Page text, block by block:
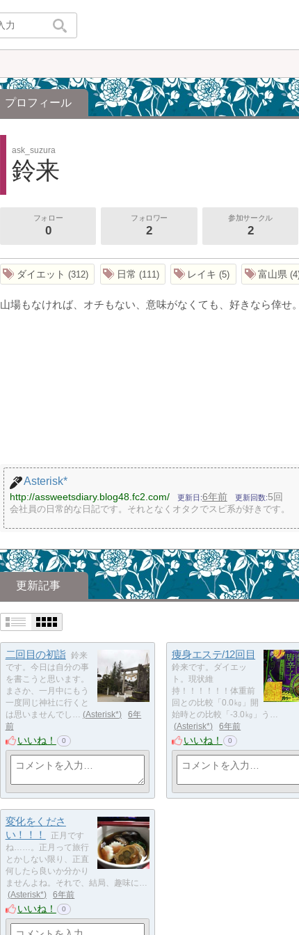
プロフィール
ask_suzura
鈴来
フォロー
0
フォロワー
2
参加サークル
2
ダイエット 312 日常 111 レイキ 5 富山県 4
山場もなければ、オチもない、意味がなくても、好きなら倖せ。
Asterisk*
http://assweetsdiary.blog48.fc2.com/ 更新日 6年前 更新回数 5回
会社員の日常的な日記です。それとなくオタクでスピ系が好きです。
更新記事
二回目の初詣
鈴来
です。今日は自分の事
を書こうと思います。
まさか、一月中にもう
一度同じ神社に行くと
は思いませんでし…
Asterisk*
6年
前
いいね！ 0
痩身エステ/12回目
鈴来です。ダイエッ
ト。現状維
持！！！！！！体重前
回との比較「0.0㎏」開
始時との比較「-3.0㎏」う…
Asterisk*
6年前
いいね！ 0
変化をくださ
い！！！
正月です
ね……。正月って旅行
とかしない限り、正直
何したら良いか分かり
ませんよね。それで、結局、趣味に…
Asterisk*
6年前
いいね！ 0